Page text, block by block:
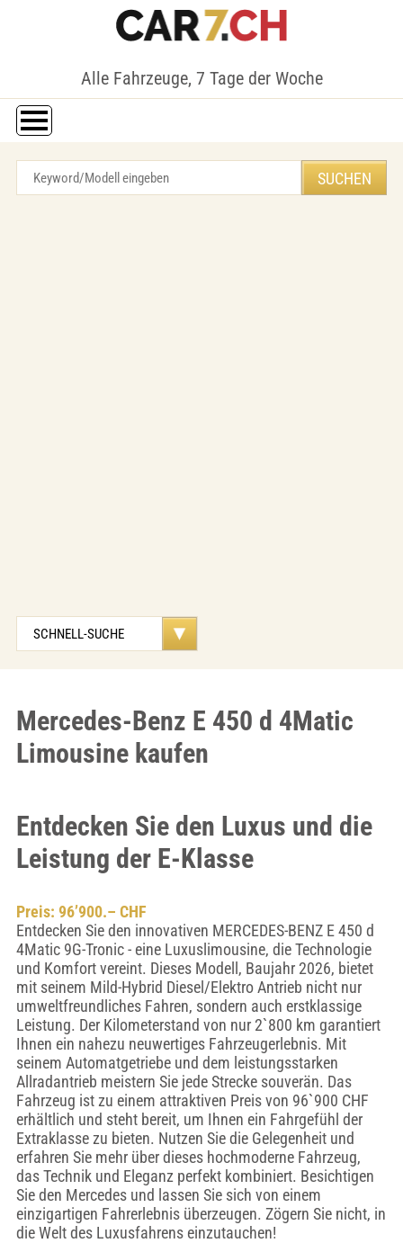
Alle Fahrzeuge, 7 Tage der Woche
Mercedes-Benz E 450 d 4Matic
Limousine kaufen
Entdecken Sie den Luxus und die
Leistung der E-Klasse
Preis: 96’900.– CHF
Entdecken Sie den innovativen MERCEDES-BENZ E 450 d
4Matic 9G-Tronic - eine Luxuslimousine, die Technologie
und Komfort vereint. Dieses Modell, Baujahr 2026, bietet
mit seinem Mild-Hybrid Diesel/Elektro Antrieb nicht nur
umweltfreundliches Fahren, sondern auch erstklassige
Leistung. Der Kilometerstand von nur 2`800 km garantiert
Ihnen ein nahezu neuwertiges Fahrzeugerlebnis. Mit
seinem Automatgetriebe und dem leistungsstarken
Allradantrieb meistern Sie jede Strecke souverän. Das
Fahrzeug ist zu einem attraktiven Preis von 96`900 CHF
erhältlich und steht bereit, um Ihnen ein Fahrgefühl der
Extraklasse zu bieten. Nutzen Sie die Gelegenheit und
erfahren Sie mehr über dieses hochmoderne Fahrzeug,
das Technik und Eleganz perfekt kombiniert. Besichtigen
Sie den Mercedes und lassen Sie sich von einem
einzigartigen Fahrerlebnis überzeugen. Zögern Sie nicht, in
die Welt des Luxusfahrens einzutauchen!